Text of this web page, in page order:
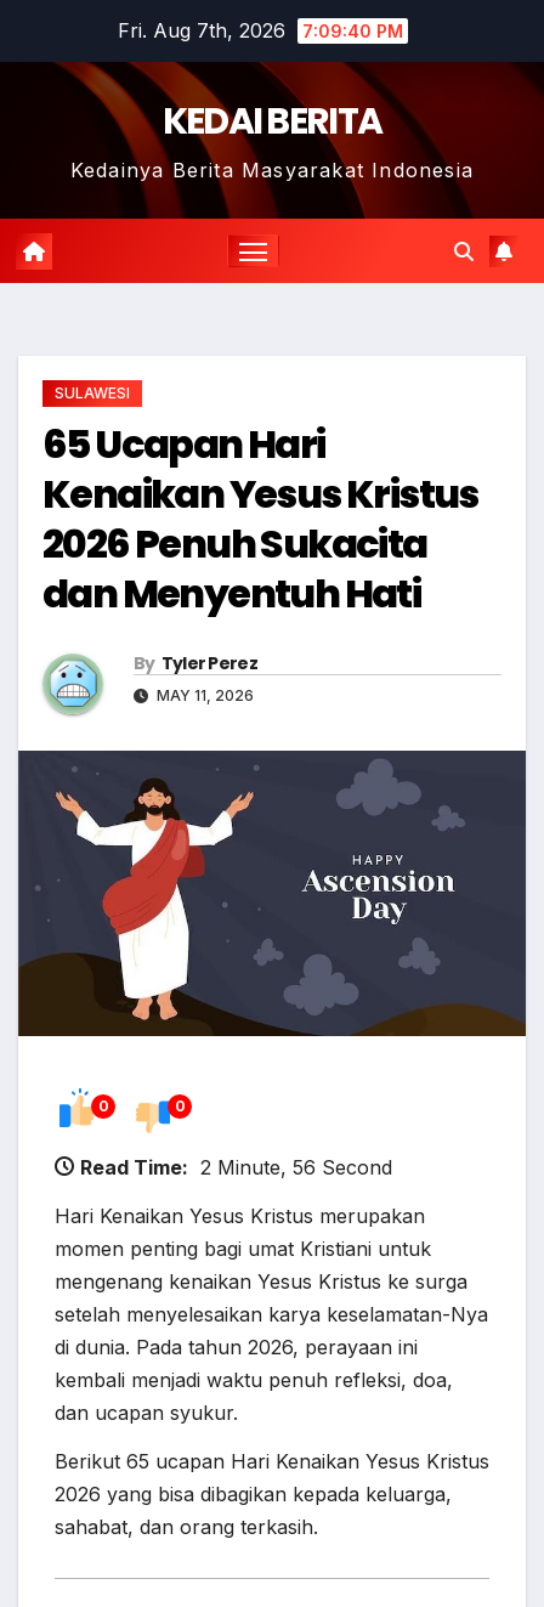
Fri. Aug 7th, 2026 7:09:41 PM
KEDAI BERITA
Kedainya Berita Masyarakat Indonesia
SULAWESI
65 Ucapan Hari
Kenaikan Yesus Kristus
2026 Penuh Sukacita
dan Menyentuh Hati
By Tyler Perez
MAY 11, 2026
0 0
Read Time: 2 Minute, 56 Second
Hari Kenaikan Yesus Kristus merupakan
momen penting bagi umat Kristiani untuk
mengenang kenaikan Yesus Kristus ke surga
setelah menyelesaikan karya keselamatan-Nya
di dunia. Pada tahun 2026, perayaan ini
kembali menjadi waktu penuh refleksi, doa,
dan ucapan syukur.
Berikut 65 ucapan Hari Kenaikan Yesus Kristus
2026 yang bisa dibagikan kepada keluarga,
sahabat, dan orang terkasih.